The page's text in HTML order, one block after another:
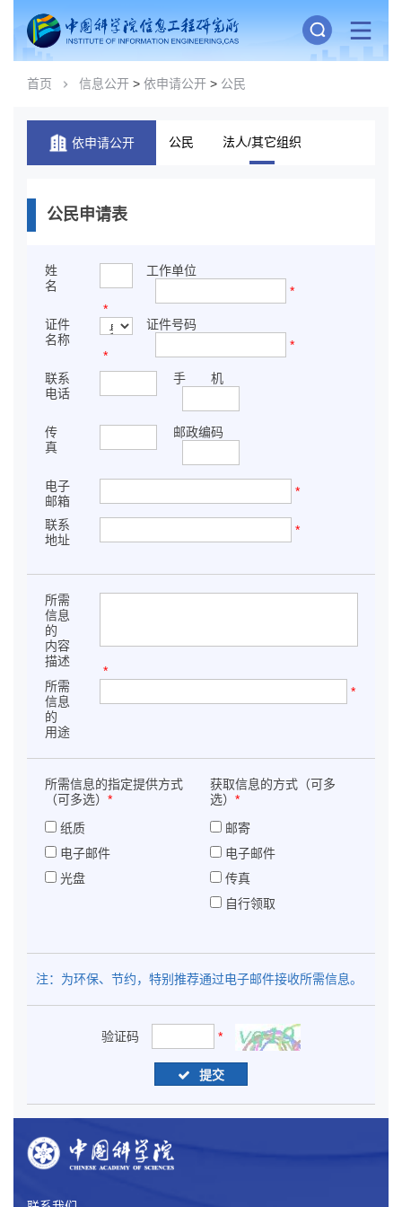
首页 信息公开 > 依申请公开 > 公民
依申请公开 公民 法人/其它组织
公民申请表
姓
名
*
工作单位
*
证件
名称
*
证件号码
*
联系
电话
手 机
传
真
邮政编码
电子
邮箱
*
联系
地址
*
所需
信息
的
内容
描述
*
所需
信息
的
用途
*
所需信息的指定提供方式
（可多选） *
纸质
电子邮件
光盘
获取信息的方式（可多
选） *
邮寄
电子邮件
传真
自行领取
注：为环保、节约，特别推荐通过电子邮件接收所需信息。
验证码 *
提交